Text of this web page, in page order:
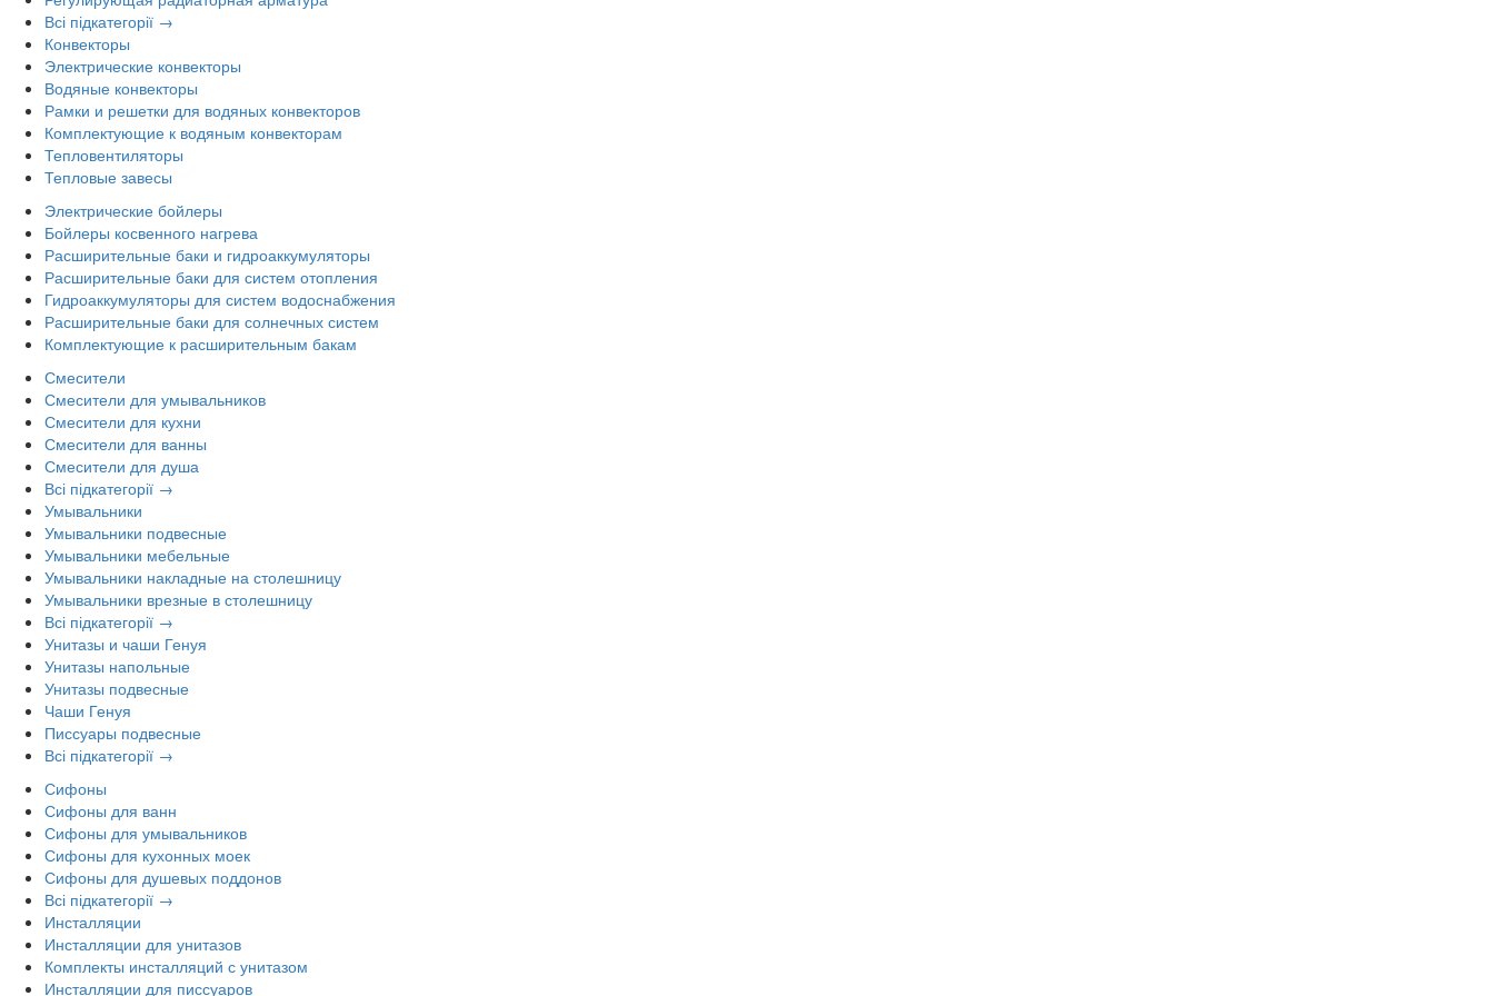
Всі підкатегорії →
Конвекторы
Электрические конвекторы
Водяные конвекторы
Рамки и решетки для водяных конвекторов
Комплектующие к водяным конвекторам
Тепловентиляторы
Тепловые завесы
Электрические бойлеры
Бойлеры косвенного нагрева
Расширительные баки и гидроаккумуляторы
Расширительные баки для систем отопления
Гидроаккумуляторы для систем водоснабжения
Расширительные баки для солнечных систем
Комплектующие к расширительным бакам
Смесители
Смесители для умывальников
Смесители для кухни
Смесители для ванны
Смесители для душа
Всі підкатегорії →
Умывальники
Умывальники подвесные
Умывальники мебельные
Умывальники накладные на столешницу
Умывальники врезные в столешницу
Всі підкатегорії →
Унитазы и чаши Генуя
Унитазы напольные
Унитазы подвесные
Чаши Генуя
Писсуары подвесные
Всі підкатегорії →
Сифоны
Сифоны для ванн
Сифоны для умывальников
Сифоны для кухонных моек
Сифоны для душевых поддонов
Всі підкатегорії →
Инсталляции
Инсталляции для унитазов
Комплекты инсталляций с унитазом
Инсталляции для писсуаров